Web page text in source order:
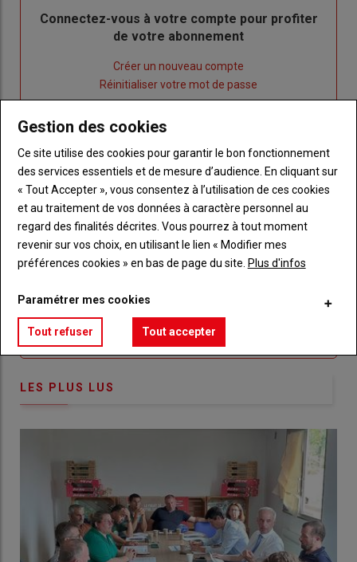
Body
Connectez-vous à votre compte pour profiter
de votre abonnement
un
nouveau
Créer un nouveau compte
"Réinitialiser
votre
de
passe"
Réinitialiser votre mot de passe
Lien
me
connecte"
Je me connecte
Sous-
titre
Vous n'êtes pas abonné(e)
TITRE CRÉEZ UN COMPTE
BodyChoisissez votre formule et créez votre
Lien Créez un compte
LES PLUS LUS
Gestion des cookies
Ce site utilise des cookies pour garantir le bon fonctionnement
des services essentiels et de mesure d’audience. En cliquant sur
« Tout Accepter », vous consentez à l’utilisation de ces cookies
et au traitement de vos données à caractère personnel au
regard des finalités décrites. Vous pourrez à tout moment
revenir sur vos choix, en utilisant le lien « Modifier mes
préférences cookies » en bas de page du site. Plus d'infos
Paramétrer mes cookies
Tout refuser Tout accepter